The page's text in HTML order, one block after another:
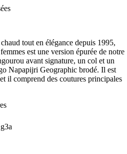
tout en élégance depuis 1995,
est une version épurée de notre
avant signature, un col et un
Napapijri Geographic brodé. Il est
il comprend des coutures principales